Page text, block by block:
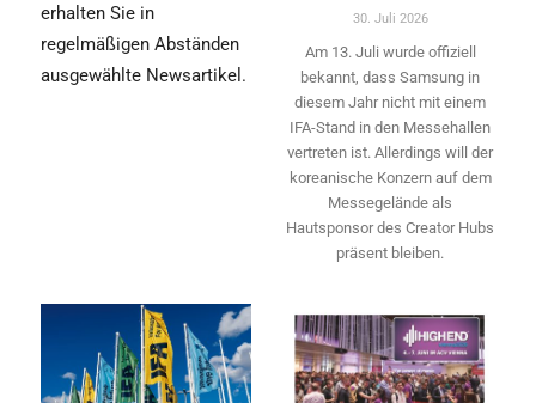
erhalten Sie in
regelmäßigen Abständen
ausgewählte Newsartikel.
30. Juli 2026
Am 13. Juli wurde offiziell
bekannt, dass Samsung in
diesem Jahr nicht mit einem
IFA-Stand in den Messehallen
vertreten ist. Allerdings will ­der
koreanische Konzern auf dem
Messegelände als
Hautsponsor des Creator Hubs
präsent bleiben.